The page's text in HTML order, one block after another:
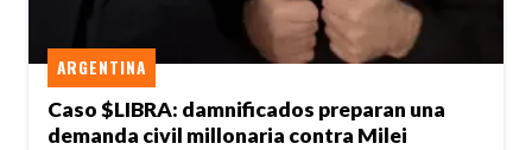
Caso $LIBRA: damnificados preparan una
demanda civil millonaria contra Milei
ARGENTINA